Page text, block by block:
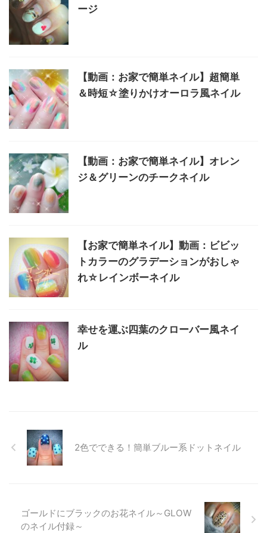
ージ
【動画：お家で簡単ネイル】超簡単
＆時短☆塗りかけオーロラ風ネイル
【動画：お家で簡単ネイル】オレン
ジ＆グリーンのチークネイル
【お家で簡単ネイル】動画：ビビッ
トカラーのグラデーションがおしゃ
れ☆レインボーネイル
幸せを運ぶ四葉のクローバー風ネイ
ル
2色でできる！簡単ブルー系ドットネイル
ゴールドにブラックのお花ネイル～GLOW
のネイル付録～